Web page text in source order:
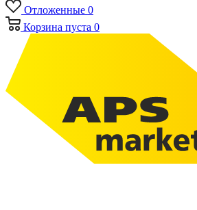
Отложенные 0
Корзина пуста 0